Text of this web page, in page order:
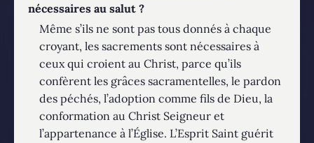
nécessaires au salut ?
Même s’ils ne sont pas tous donnés à chaque
croyant, les sacrements sont nécessaires à
ceux qui croient au Christ, parce qu’ils
confèrent les grâces sacramentelles, le pardon
des péchés, l’adoption comme fils de Dieu, la
conformation au Christ Seigneur et
l’appartenance à l’Église. L’Esprit Saint guérit